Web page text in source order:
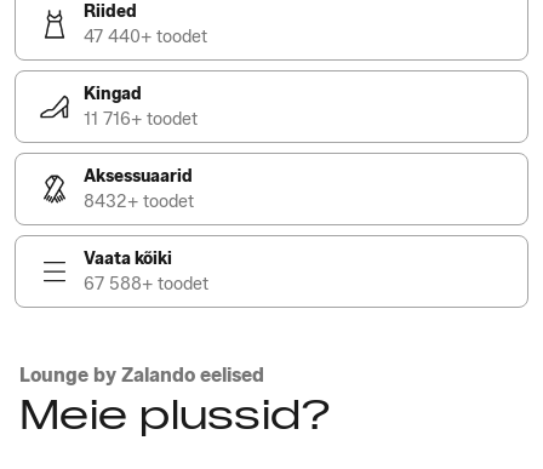
Riided
47 440+ toodet
Kingad
11 716+ toodet
Aksessuaarid
8432+ toodet
Vaata kõiki
67 588+ toodet
Lounge by Zalando eelised
Meie plussid?